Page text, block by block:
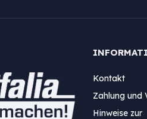
Kontakt
Zahlung und
Hinweise zur